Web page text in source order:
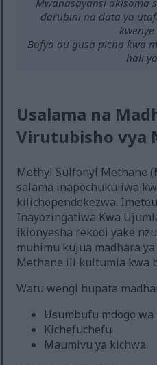
Mwanasayansi akisoma
darubini na data ya
Bofya au gusa picha kwa
hali
Usalama na
Virutubisho vya
Methyl Sulfonyl Methane
salama inapochukuliwa
kilichopendekezwa.
Inayozingatiwa Kwa
ikionyesha rekodi yake
muhimu kujua madhara
Methane ili kuitumia kwa
Watu wengi hupata
Usumbufu mdogo
Kichefuchefu
Maumivu ya kichwa